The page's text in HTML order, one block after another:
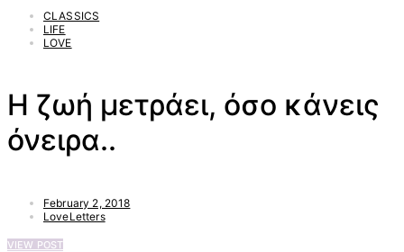
CLASSICS
LIFE
LOVE
Η ζωή μετράει, όσο κάνεις
όνειρα..
February 2, 2018
LoveLetters
VIEW POST